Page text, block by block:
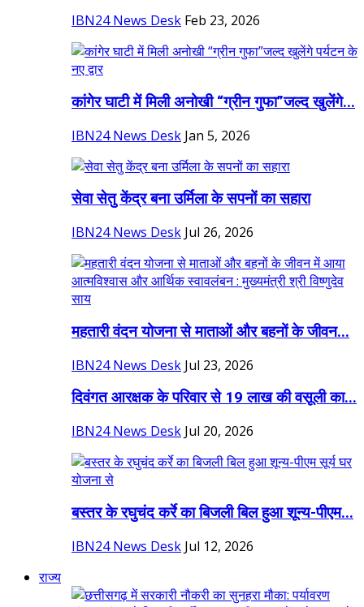
IBN24 News Desk Feb 23, 2026
कांगेर घाटी में मिली अनोखी “ग्रीन गुफा”जल्द खुलेंगे...
IBN24 News Desk Jan 5, 2026
सेवा सेतु केंद्र बना उर्मिला के सपनों का सहारा
IBN24 News Desk Jul 26, 2026
महतारी वंदन योजना से माताओं और बहनों के जीवन...
IBN24 News Desk Jul 23, 2026
दिवंगत आरक्षक के परिवार से 19 लाख की वसूली का...
IBN24 News Desk Jul 20, 2026
बस्तर के रघुचंद कर्रे का बिजली बिल हुआ शून्य-पीएम...
IBN24 News Desk Jul 12, 2026
राज्य